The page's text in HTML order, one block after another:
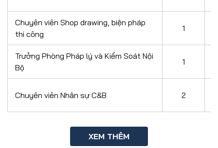
Chuyên viên Shop drawing, biện pháp
thi công
1
Trưởng Phòng Pháp lý và Kiểm Soát Nội
Bộ
1
Chuyên viên Nhân sự C&B 2
XEM THÊM